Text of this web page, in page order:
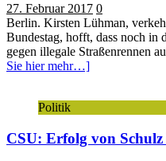
27. Februar 2017 0
Berlin. Kirsten Lühman,
Bundestag, hofft, dass noch in
gegen illegale Straßenrennen
Sie hier mehr…]
Politik
CSU: Erfolg von